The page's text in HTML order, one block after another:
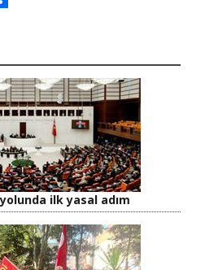
yolunda ilk yasal adım